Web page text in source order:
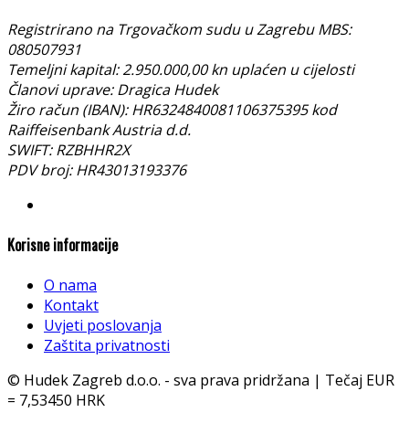
Registrirano na Trgovačkom sudu u Zagrebu MBS:
080507931
Temeljni kapital: 2.950.000,00 kn uplaćen u cijelosti
Članovi uprave: Dragica Hudek
Žiro račun (IBAN): HR6324840081106375395 kod
Raiffeisenbank Austria d.d.
SWIFT: RZBHHR2X
PDV broj: HR43013193376
Korisne informacije
O nama
Kontakt
Uvjeti poslovanja
Zaštita privatnosti
© Hudek Zagreb d.o.o. - sva prava pridržana | Tečaj EUR
= 7,53450 HRK